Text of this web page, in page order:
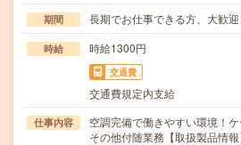
期間 長期でお仕事できる方、大歓迎
時給 時給1300円
交通費
交通費規定内支給
仕事内容
空調完備で働きやすい環境！
その他付随業務【取扱製品情